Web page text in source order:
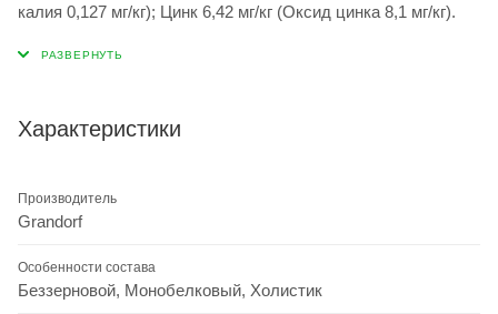
калия 0,127 мг/кг); Цинк 6,42 мг/кг (Оксид цинка 8,1 мг/кг).
Характеристики
Производитель
Grandorf
Особенности состава
Беззерновой, Монобелковый, Холистик